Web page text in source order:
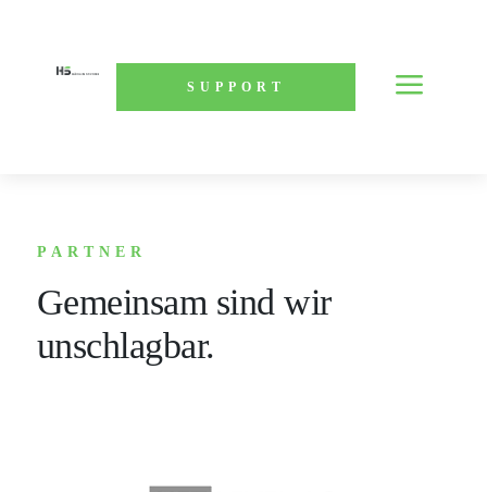
SUPPORT a
PARTNER
Gemeinsam sind wir
unschlagbar.